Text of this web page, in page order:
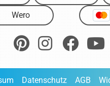
Wero
Datenschutz AGB